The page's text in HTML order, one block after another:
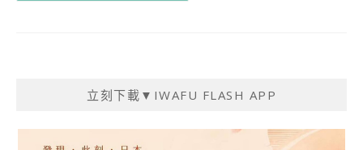
立刻下載▼IWAFU FLASH APP